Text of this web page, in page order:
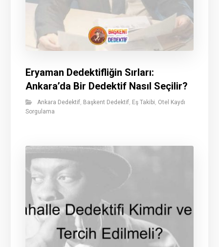
Eryaman Dedektifliğin Sırları:
Ankara’da Bir Dedektif Nasıl Seçilir?
Ankara Dedektif, Başkent Dedektif, Eş Takibi, Otel Kaydı
Sorgulama